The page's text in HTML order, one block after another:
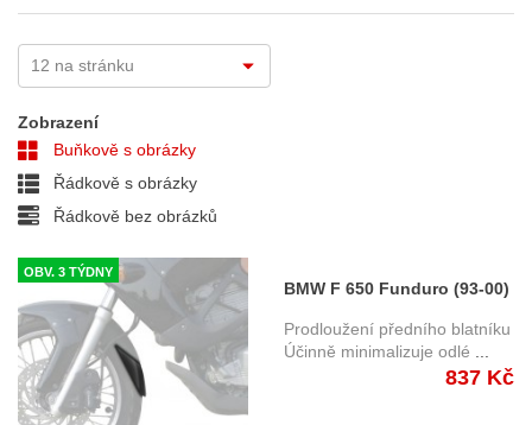
Zobrazení
Buňkově s obrázky
Řádkově s obrázky
Řádkově bez obrázků
OBV. 3 TÝDNY
BMW F 650 Funduro (93-00)
prodloužení předního
blatníku
Prodloužení předního blatníku
Účinně minimalizuje odlé
837 Kč